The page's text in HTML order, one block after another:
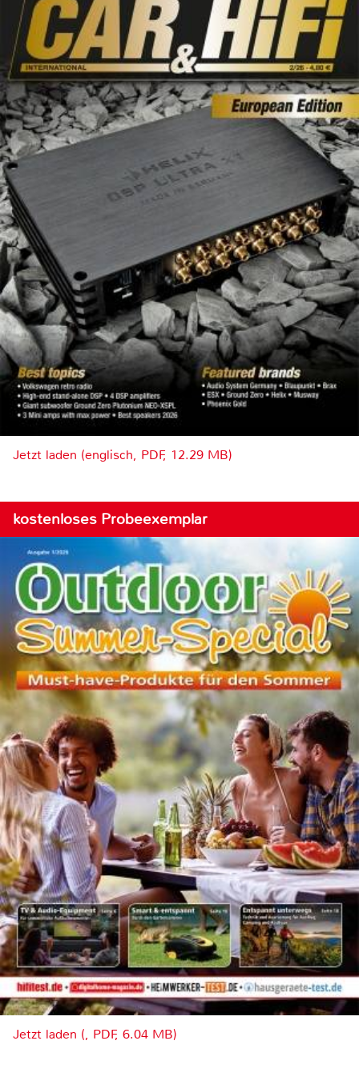
Jetzt laden (englisch, PDF, 12.29 MB)
kostenloses Probeexemplar
Jetzt laden (, PDF, 6.04 MB)